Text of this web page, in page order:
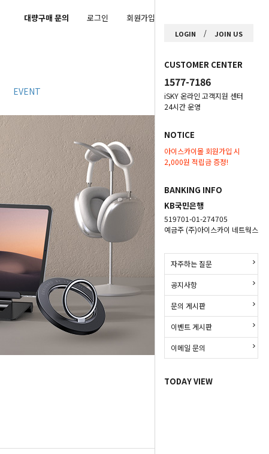
대량구매 문의 로그인 회원가입
EVENT
LOGIN / JOIN US
CUSTOMER CENTER
1577-7186
iSKY 온라인 고객지원 센터
24시간 운영
NOTICE
아이스카이몰 회원가입 시
2,000원 적립금 증정!
BANKING INFO
KB국민은행
519701-01-274705
예금주 (주)아이스카이 네트웍스
자주하는 질문
공지사항
문의 게시판
이벤트 게시판
이메일 문의
TODAY VIEW
HOME>Lamicall